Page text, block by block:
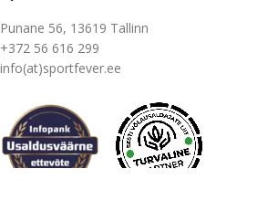
Punane 56, 13619 Tallinn
+372 56 616 299
info(at)sportfever.ee